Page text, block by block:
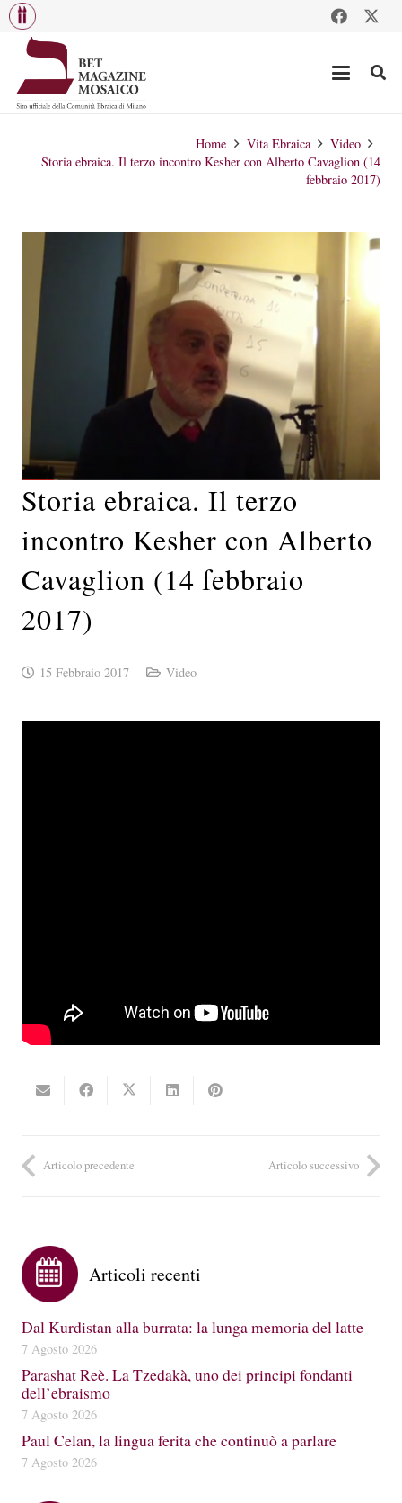
Home Vita Ebraica
Video
Storia ebraica. Il terzo incontro Kesher con Alberto Cavaglion (14
febbraio 2017)
Storia ebraica. Il terzo
incontro Kesher con Alberto
Cavaglion (14 febbraio
2017)
15 Febbraio 2017 Video
Articolo precedente Articolo successivo
Articoli recenti
Dal Kurdistan alla burrata: la lunga memoria del latte
7 Agosto 2026
Parashat Reè. La Tzedakà, uno dei principi fondanti
dell’ebraismo
7 Agosto 2026
Paul Celan, la lingua ferita che continuò a parlare
7 Agosto 2026